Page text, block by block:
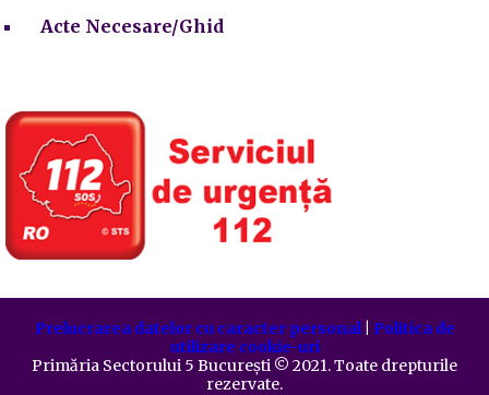
Acte Necesare/Ghid
Prelucrarea datelor cu caracter personal| Politica de
utilizare cookie-uri
Primăria Sectorului 5 București ©️ 2021. Toate drepturile
rezervate.